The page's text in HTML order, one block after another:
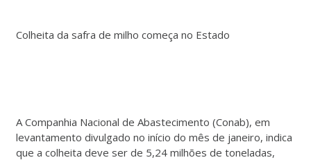
Colheita da safra de milho começa no Estado
A Companhia Nacional de Abastecimento (Conab), em
levantamento divulgado no início do mês de janeiro, indica
que a colheita deve ser de 5,24 milhões de toneladas,